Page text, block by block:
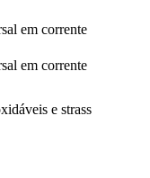
em corrente
em corrente
e strass